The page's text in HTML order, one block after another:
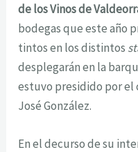
de los Vinos de
bodegas que este año
tintos en los distintos
desplegarán en la
estuvo presidido por el
José González.
En el decurso de su